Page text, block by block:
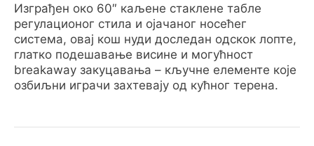
Изграђен око 60″ каљене стаклене табле
регулационог стила и ојачаног носећег
система, овај кош нуди доследан одскок лопте,
глатко подешавање висине и могућност
breakaway закуцавања – кључне елементе које
озбиљни играчи захтевају од кућног терена.